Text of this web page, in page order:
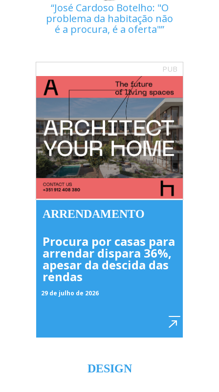
José Cardoso Botelho: "O
problema da habitação não
é a procura, é a oferta"
PUB
ARRENDAMENTO
Procura por casas para
arrendar dispara 36%,
apesar da descida das
rendas
29 de julho de 2026
DESIGN